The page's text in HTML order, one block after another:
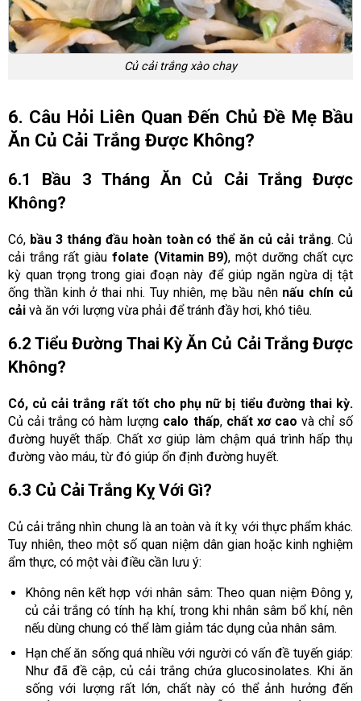
Củ cải trắng xào chay
6. Câu Hỏi Liên Quan Đến Chủ Đề Mẹ Bầu
Ăn Củ Cải Trắng Được Không?
6.1 Bầu 3 Tháng Ăn Củ Cải Trắng Được
Không?
Có, bầu 3 tháng đầu hoàn toàn có thể ăn củ cải trắng. Củ
cải trắng rất giàu folate (Vitamin B9), một dưỡng chất cực
kỳ quan trọng trong giai đoạn này để giúp ngăn ngừa dị tật
ống thần kinh ở thai nhi. Tuy nhiên, mẹ bầu nên nấu chín củ
cải và ăn với lượng vừa phải để tránh đầy hơi, khó tiêu.
6.2 Tiểu Đường Thai Kỳ Ăn Củ Cải Trắng Được
Không?
Có, củ cải trắng rất tốt cho phụ nữ bị tiểu đường thai kỳ.
Củ cải trắng có hàm lượng calo thấp, chất xơ cao và chỉ số
đường huyết thấp. Chất xơ giúp làm chậm quá trình hấp thụ
đường vào máu, từ đó giúp ổn định đường huyết.
6.3 Củ Cải Trắng Kỵ Với Gì?
Củ cải trắng nhìn chung là an toàn và ít kỵ với thực phẩm khác.
Tuy nhiên, theo một số quan niệm dân gian hoặc kinh nghiệm
ẩm thực, có một vài điều cần lưu ý:
Không nên kết hợp với nhân sâm: Theo quan niệm Đông y,
củ cải trắng có tính hạ khí, trong khi nhân sâm bổ khí, nên
nếu dùng chung có thể làm giảm tác dụng của nhân sâm.
Hạn chế ăn sống quá nhiều với người có vấn đề tuyến giáp:
Như đã đề cập, củ cải trắng chứa glucosinolates. Khi ăn
sống với lượng rất lớn, chất này có thể ảnh hưởng đến